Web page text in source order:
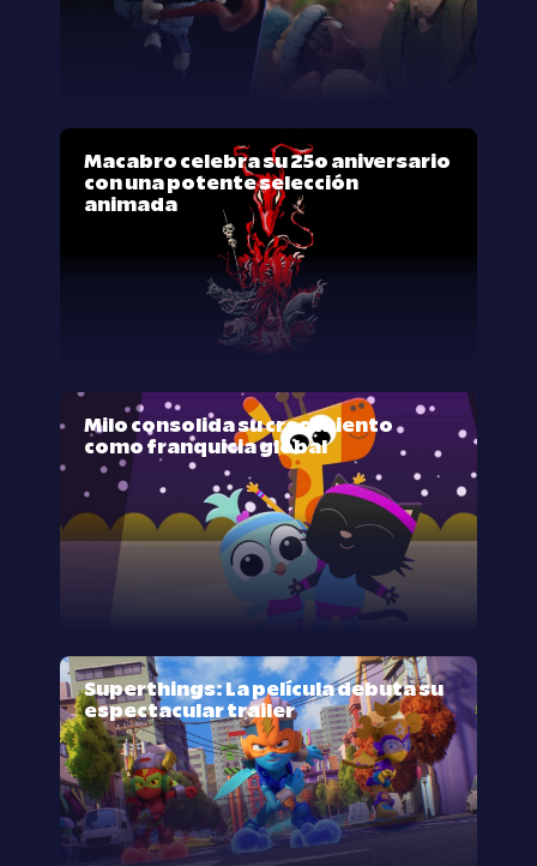
Macabro celebra su 25º aniversario
con una potente selección
animada
Milo consolida su crecimiento
como franquicia global
Superthings: La película debuta su
espectacular trailer